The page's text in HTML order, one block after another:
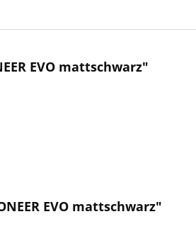
EVO mattschwarz"
EVO mattschwarz"